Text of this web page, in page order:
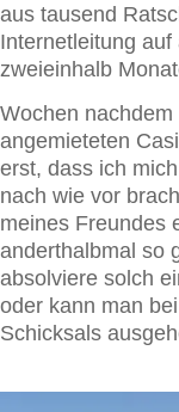
aus tausend
Internetleitung
zweieinhalb
Wochen
angemieteten
erst, dass ich
nach wie vor
meines Freundes
anderthalbmal so
absolviere solch
oder kann man
Schicksals